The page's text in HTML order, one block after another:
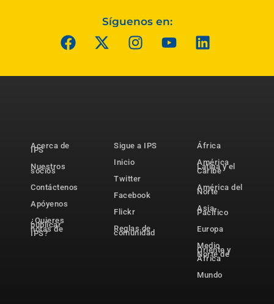
Síguenos en:
Acerca de
IPS
Nuestros
socios
Contáctenos
Apóyenos
¿Quieres
publicar
notas de
IPS?
Sigue a IPS
Inicio
Twitter
Facebook
Flickr
Reglas de
comunidad
África
América
Latina y el
Caribe
América del
Norte
Asia-
Pacífico
Europa
Medio
Oriente y
Norte de
África
Mundo